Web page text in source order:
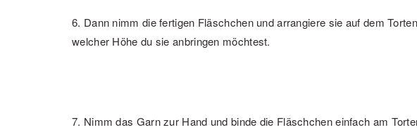
6. Dann nimm die fertigen Fläschchen und arrangiere sie auf dem
welcher Höhe du sie anbringen möchtest.
7. Nimm das Garn zur Hand und binde die Fläschchen einfach am